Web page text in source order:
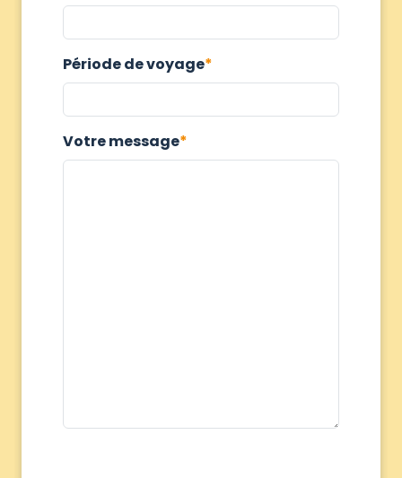
Période de voyage
Votre message